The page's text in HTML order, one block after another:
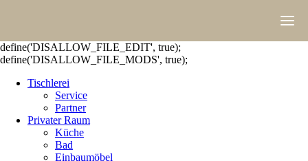
define('DISALLOW_FILE_EDIT', true);
define('DISALLOW_FILE_MODS', true);
Tischlerei
Service
Partner
Privater Raum
Küche
Bad
Einbaumöbel